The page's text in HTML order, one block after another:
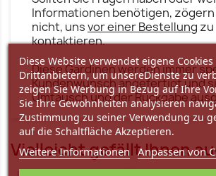
Informationen benötigen, zögern
nicht, unsvor einer Bestellung zu
kontaktieren.
Diese Gardinen werden immer
Kundenwunsch angefertigt und
Umtausch und der Rückgabe
Vielleicht gefällt Ihnen
Diese Website verwendet eigene
Drittanbietern, um unsereDienste zu
zeigen Sie Werbung in Bezug auf Ihre
Sie Ihre Gewohnheiten analysieren
Zustimmung zu seiner Verwendung zu
auf die Schaltfläche Akzeptieren.
Weitere Informationen Anpassen von